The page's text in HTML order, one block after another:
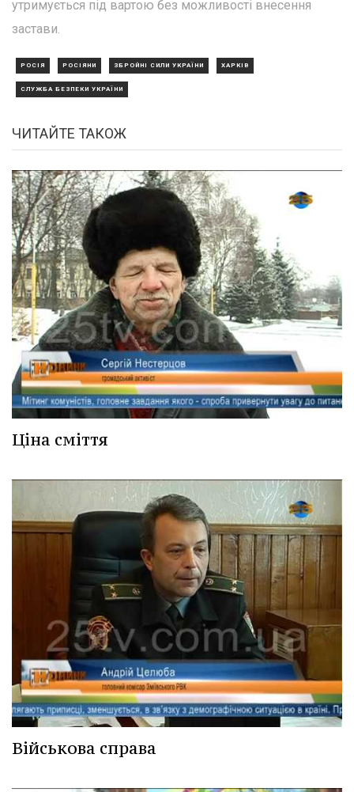
утримується під вартою без можливості внесення
застави.
РОСІЯ РОСІЯНИ ЗБРОЙНІ СИЛИ УКРАЇНИ ХАРКІВ
СЛУЖБА БЕЗПЕКИ УКРАЇНИ
ЧИТАЙТЕ ТАКОЖ
Ціна сміття
Військова справа